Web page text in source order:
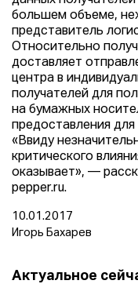
большем объеме,
представитель
Относительно
доставляет
центра в
получателей для
на бумажных
предоставления
«Ввиду
критического
оказывает», —
pepper.ru.
10.01.2017
Игорь Бахарев
Актуальное